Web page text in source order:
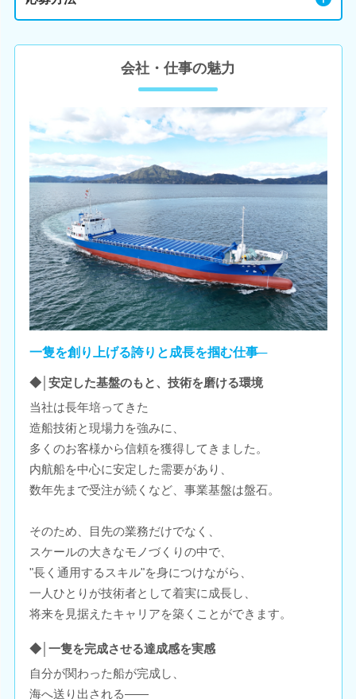
会社・仕事の魅力
一隻を創り上げる誇りと成長を掴む仕事─
◆│安定した基盤のもと、技術を磨ける環境
当社は長年培ってきた
造船技術と現場力を強みに、
多くのお客様から信頼を獲得してきました。
内航船を中心に安定した需要があり、
数年先まで受注が続くなど、事業基盤は盤石。
そのため、目先の業務だけでなく、
スケールの大きなモノづくりの中で、
"長く通用するスキル"を身につけながら、
一人ひとりが技術者として着実に成長し、
将来を見据えたキャリアを築くことができます。
◆│一隻を完成させる達成感を実感
自分が関わった船が完成し、
海へ送り出される――